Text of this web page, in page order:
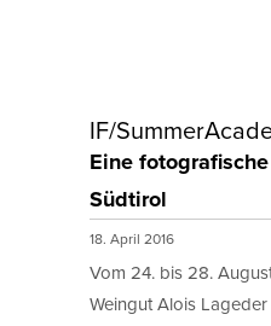
IF/
Eine
Südtirol
18. April 2016
Vom 24. bis 28.
Weingut Alois